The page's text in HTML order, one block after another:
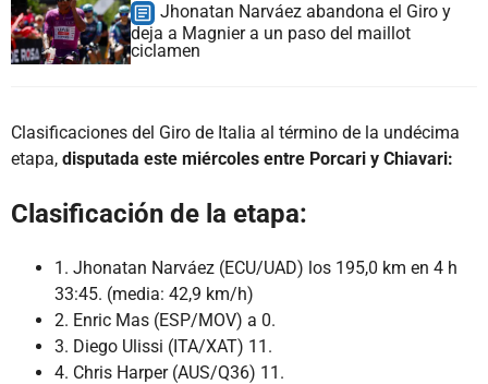
Jhonatan Narváez abandona el Giro y
deja a Magnier a un paso del maillot
ciclamen
Clasificaciones del Giro de Italia al término de la undécima
etapa, disputada este miércoles entre Porcari y Chiavari:
Clasificación de la etapa:
1. Jhonatan Narváez (ECU/UAD) los 195,0 km en 4 h
33:45. (media: 42,9 km/h)
2. Enric Mas (ESP/MOV) a 0.
3. Diego Ulissi (ITA/XAT) 11.
4. Chris Harper (AUS/Q36) 11.